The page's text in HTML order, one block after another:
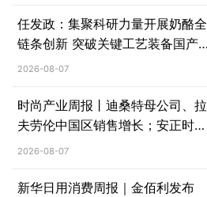
任发政：集聚科研力量开展奶酪全
链条创新 突破关键工艺装备国产
化难题
2026-08-07
时尚产业周报丨迪桑特母公司、拉
夫劳伦中国区销售增长；安正时尚
回应上交所问询
2026-08-07
新华日用消费周报｜金佰利发布